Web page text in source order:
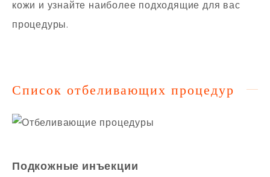
кожи и узнайте наиболее подходящие для вас
процедуры.
Список отбеливающих процедур
Подкожные инъекции